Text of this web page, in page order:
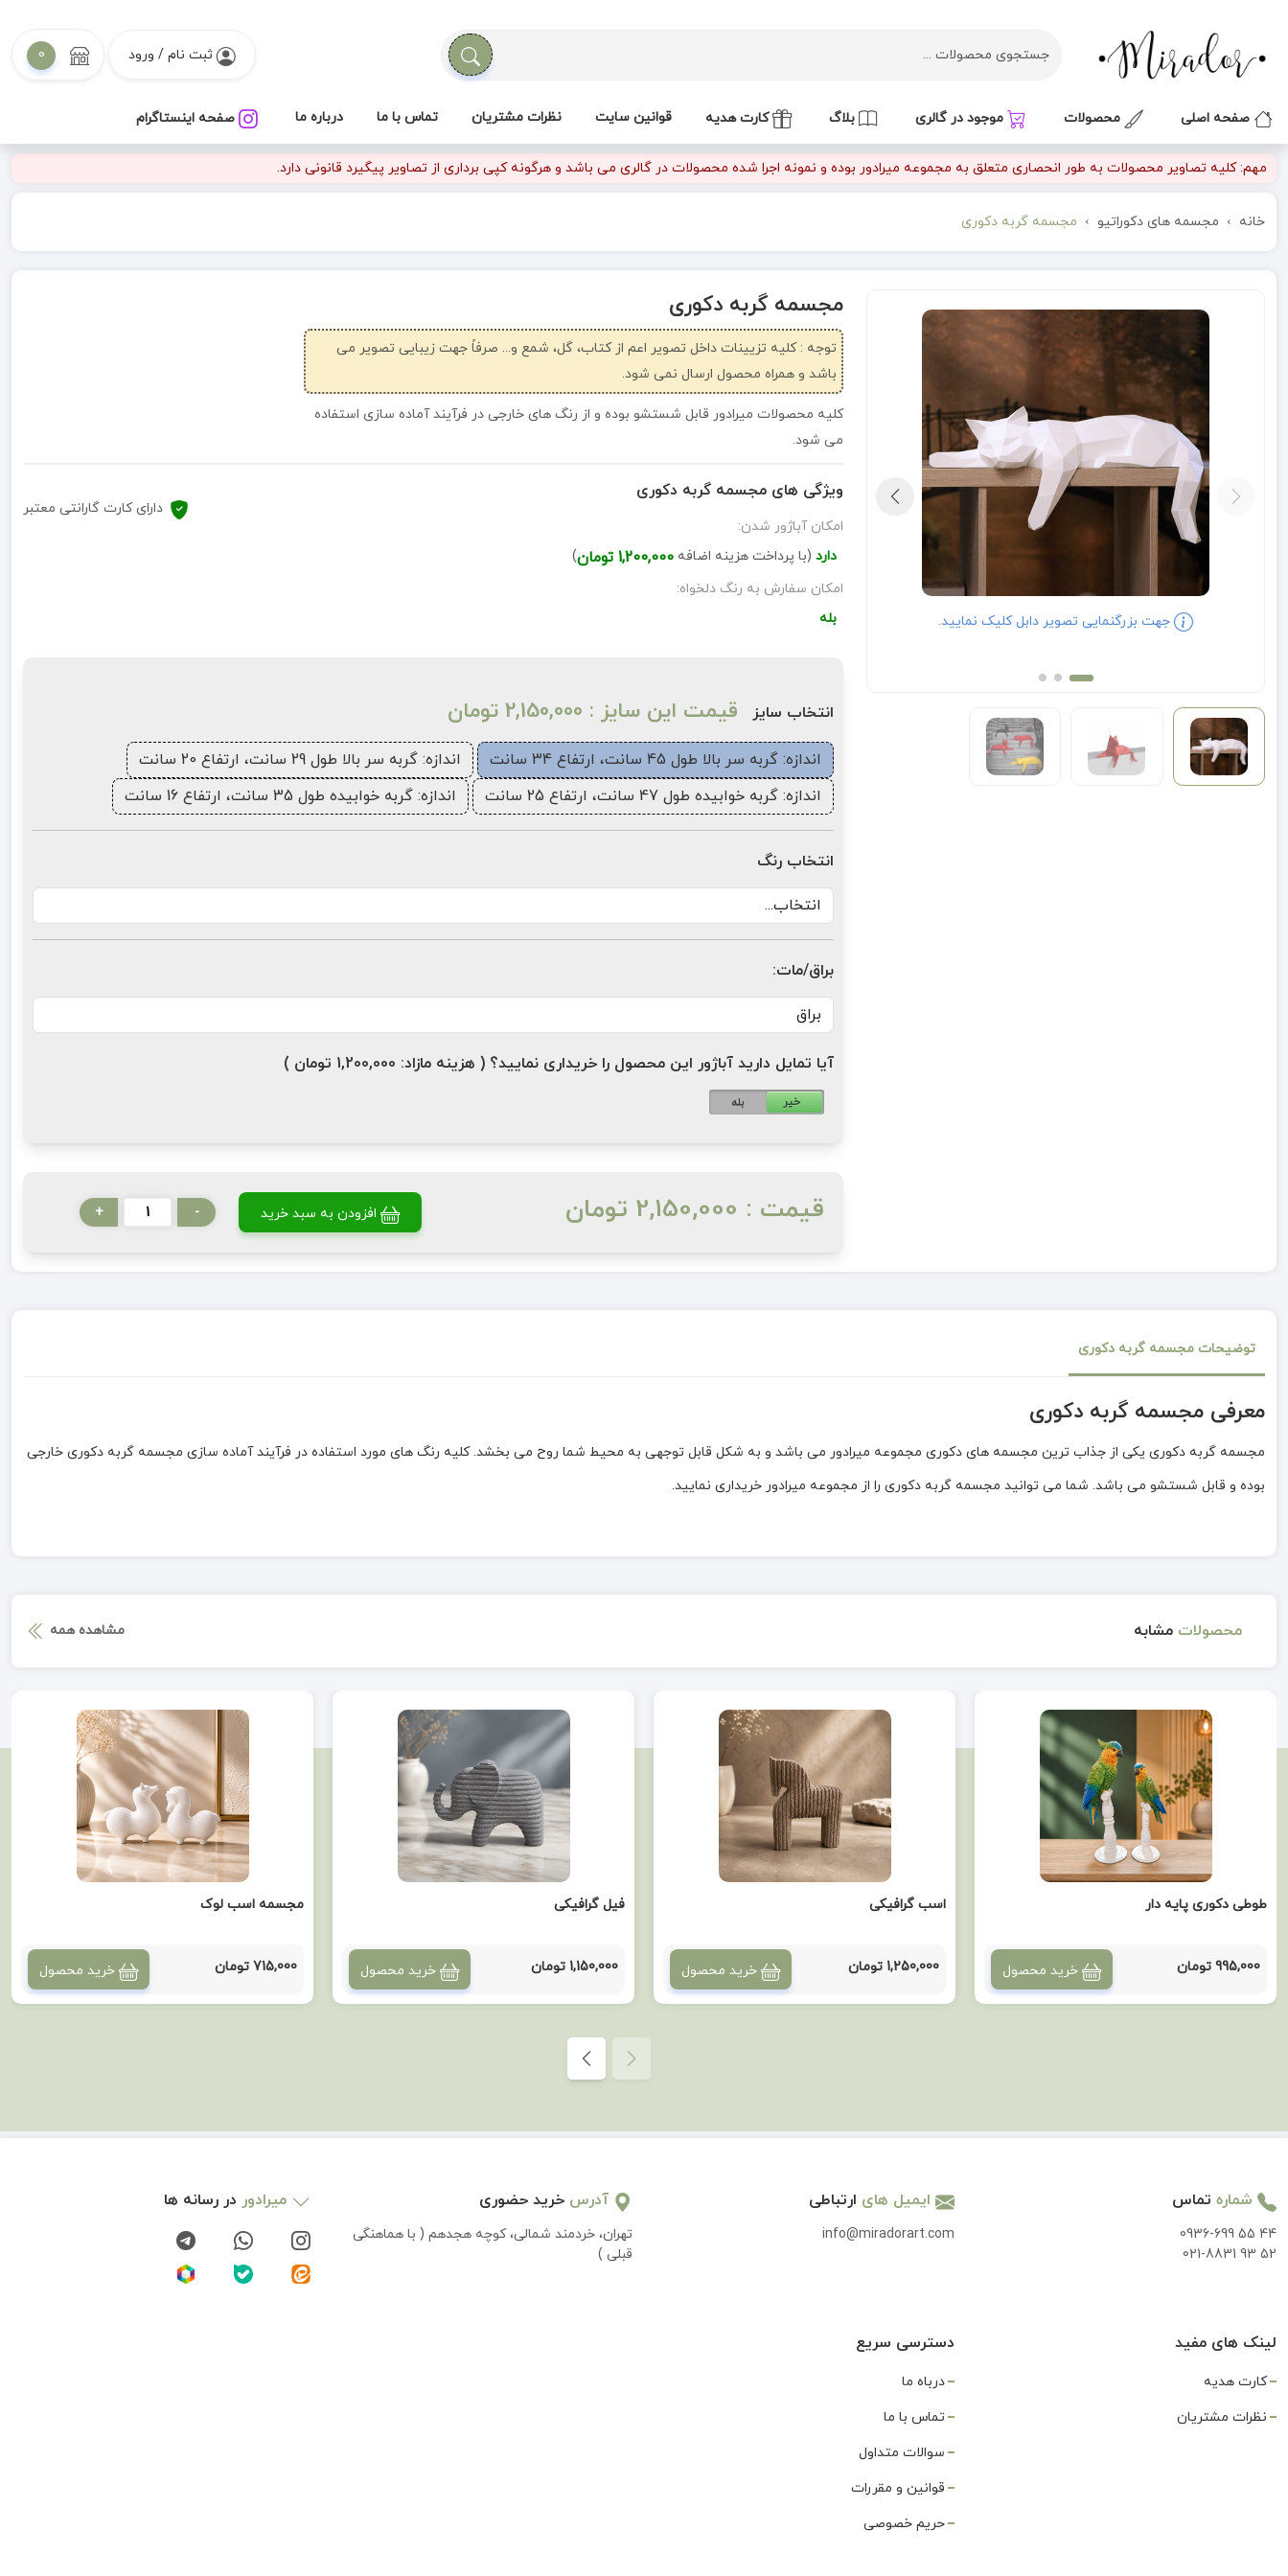
ثبت نام / ورود 0
صفحه اصلی محصولات موجود در گالری بلاگ کارت هدیه قوانین سایت نظرات مشتریان تماس با ما درباره ما صفحه اینستاگرام
مهم: کلیه تصاویر محصولات به طور انحصاری متعلق به مجموعه میرادور بوده و نمونه اجرا شده محصولات در گالری می باشد و هرگونه کپی برداری از تصاویر پیگیرد قانونی دارد.
خانه مجسمه های دکوراتیو مجسمه گربه دکوری
جهت بزرگنمایی تصویر دابل کلیک نمایید.
مجسمه گربه دکوری
توجه : کلیه تزیینات داخل تصویر اعم از کتاب، گل، شمع و... صرفاً جهت زیبایی تصویر می
باشد و همراه محصول ارسال نمی شود.
کلیه محصولات میرادور قابل شستشو بوده و از رنگ های خارجی در فرآیند آماده سازی استفاده
می شود.
ویژگی های مجسمه گربه دکوری
امکان آباژور شدن:
دارد (با پرداخت هزینه اضافه 1,200,000 تومان
)
امکان سفارش به رنگ دلخواه:
بله
دارای کارت گارانتی معتبر
انتخاب سایز قیمت این سایز : 2,150,000 تومان
اندازه: گربه سر بالا طول 45 سانت، ارتفاع 34 سانت
اندازه: گربه سر بالا طول 29 سانت، ارتفاع 20 سانت
اندازه: گربه خوابیده طول 47 سانت، ارتفاع 25 سانت
اندازه: گربه خوابیده طول 35 سانت، ارتفاع 16 سانت
انتخاب رنگ
براق/مات:
آیا تمایل دارید آباژور این محصول را خریداری نمایید؟ ( هزینه مازاد: 1,200,000 تومان )
بله خیر
قیمت : 2,150,000 تومان افزودن به سبد خرید -
+
توضیحات مجسمه گربه دکوری
معرفی مجسمه گربه دکوری
مجسمه گربه دکوری یکی از جذاب ترین مجسمه های دکوری مجموعه میرادور می باشد و به شکل قابل توجهی به محیط شما روح می بخشد. کلیه رنگ های مورد استفاده در فرآیند آماده سازی مجسمه گربه دکوری خارجی
بوده و قابل شستشو می باشد. شما می توانید مجسمه گربه دکوری را از مجموعه میرادور خریداری نمایید.
محصولات مشابه مشاهده همه
طوطی دکوری پایه دار
995,000 تومان خرید محصول
اسب گرافیکی
1,250,000 تومان خرید محصول
فیل گرافیکی
1,150,000 تومان خرید محصول
مجسمه اسب لوک
715,000 تومان خرید محصول
شماره تماس
0936-699 55 44
021-8831 93 52
ایمیل های ارتباطی
info@miradorart.com
آدرس خرید حضوری
تهران، خردمند شمالی، کوچه هجدهم ( با هماهنگی
قبلی )
میرادور در رسانه ها
لینک های مفید
کارت هدیه
نظرات مشتریان
دسترسی سریع
درباه ما
تماس با ما
سوالات متداول
قوانین و مقررات
حریم خصوصی